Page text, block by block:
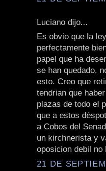
Luciano dijo...
Es obvio que la
perfectamente
papel que ha
se han quedado,
esto. Creo que
tendrian que
plazas de todo el
que a estos
a Cobos del
un kirchnerista y
oposicion debil no
21 DE